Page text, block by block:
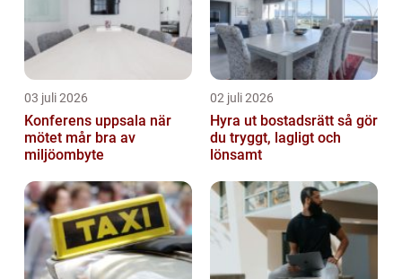
03 juli 2026
Konferens uppsala när
mötet mår bra av
miljöombyte
02 juli 2026
Hyra ut bostadsrätt så gör
du tryggt, lagligt och
lönsamt